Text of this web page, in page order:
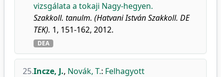
vizsgálata a tokaji Nagy-hegyen.
Szakkoll. tanulm. (Hatvani István Szakkoll. DE
TEK). 1, 151-162, 2012.
DEA
25.Incze, J., Novák, T.: Felhagyott